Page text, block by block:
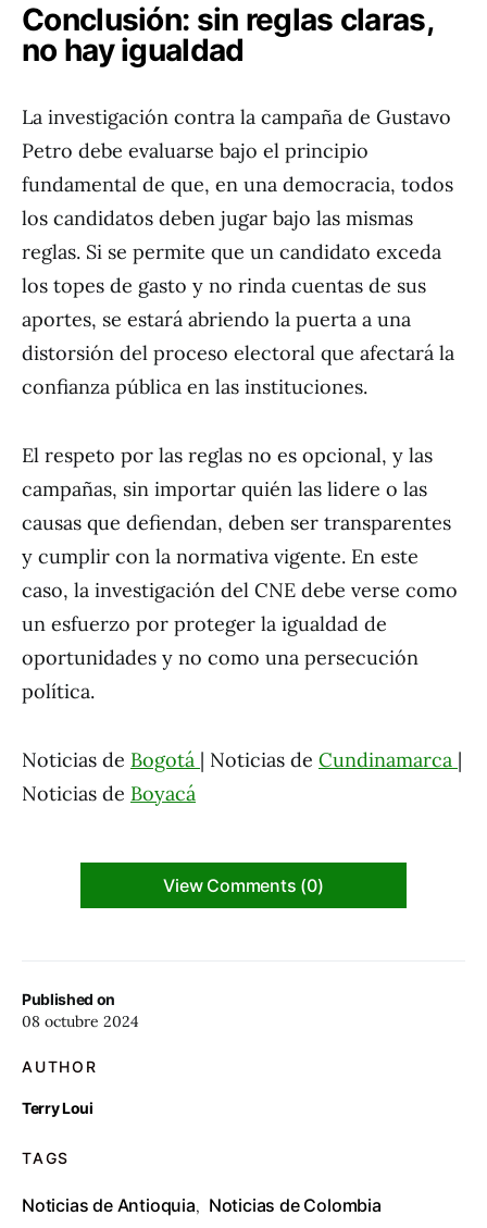
Published on
08 octubre 2024
AUTHOR
Terry Loui
TAGS
Noticias de Antioquia, Noticias de Colombia
Conclusión: sin reglas claras,
no hay igualdad
La investigación contra la campaña de Gustavo
Petro debe evaluarse bajo el principio
fundamental de que, en una democracia, todos
los candidatos deben jugar bajo las mismas
reglas. Si se permite que un candidato exceda
los topes de gasto y no rinda cuentas de sus
aportes, se estará abriendo la puerta a una
distorsión del proceso electoral que afectará la
confianza pública en las instituciones.
El respeto por las reglas no es opcional, y las
campañas, sin importar quién las lidere o las
causas que defiendan, deben ser transparentes
y cumplir con la normativa vigente. En este
caso, la investigación del CNE debe verse como
un esfuerzo por proteger la igualdad de
oportunidades y no como una persecución
política.
Noticias de Bogotá | Noticias de Cundinamarca |
Noticias de Boyacá
View Comments (0)